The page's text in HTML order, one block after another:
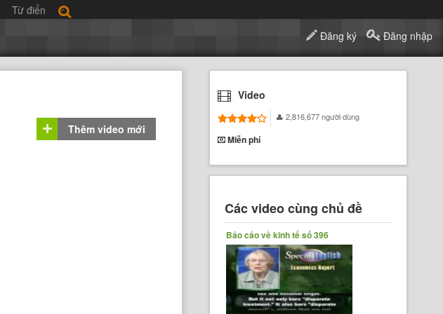
Từ điển
Đăng ký Đăng nhập
Thêm video mới
Video
2,816,677 người dùng
Miễn phí
Các video cùng chủ đề
Báo cáo về kinh tế số 396